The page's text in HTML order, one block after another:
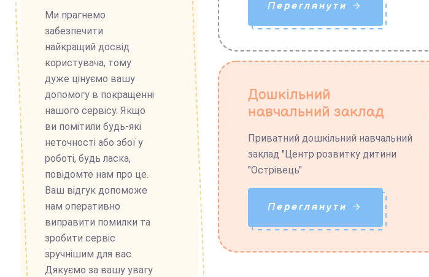
Ми прагнемо
забезпечити
найкращий досвід
користувача, тому
дуже цінуємо вашу
допомогу в покращенні
нашого сервісу. Якщо
ви помітили будь-які
неточності або збої у
роботі, будь ласка,
повідомте нам про це.
Ваш відгук допоможе
нам оперативно
виправити помилки та
зробити сервіс
зручнішим для вас.
Дякуємо за вашу увагу
Переглянути
Дошкільний
навчальний заклад
Приватний дошкільний навчальний
заклад "Центр розвитку дитини
"Острівець"
Переглянути